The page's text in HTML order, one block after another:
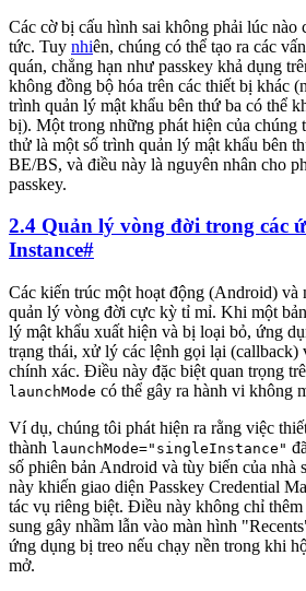
Các cờ bị cấu hình sai không phải lúc nào
tức. Tuy nhiên, chúng có thể tạo ra các
quán, chẳng hạn như passkey khả dụng
không đồng bộ hóa trên các thiết bị khác
trình quản lý mật khẩu bên thứ ba có thể
bị). Một trong những phát hiện của chúng
thử là một số trình quản lý mật khẩu bên
BE/BS, và điều này là nguyên nhân cho
passkey.
2.4 Quản lý vòng đời trong các
Instance#
Các kiến trúc một hoạt động (Android) và
quản lý vòng đời cực kỳ tỉ mỉ. Khi một
lý mật khẩu xuất hiện và bị loại bỏ, ứng
trạng thái, xử lý các lệnh gọi lại (callback)
chính xác. Điều này đặc biệt quan trọng
launchMode có thể gây ra hành vi không
Ví dụ, chúng tôi phát hiện ra rằng việc
thành launchMode="singleInstance"
số phiên bản Android và tùy biến của nhà
này khiến giao diện Passkey Credential
tác vụ riêng biệt. Điều này không chỉ
sung gây nhầm lẫn vào màn hình
ứng dụng bị treo nếu chạy nền trong khi
mở.